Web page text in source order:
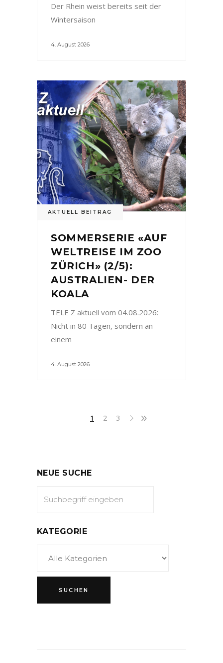
Der Rhein weist bereits seit der
Wintersaison
4. August 2026
AKTUELL BEITRAG
SOMMERSERIE «AUF
WELTREISE IM ZOO
ZÜRICH» (2/5):
AUSTRALIEN- DER
KOALA
TELE Z aktuell vom 04.08.2026:
Nicht in 80 Tagen, sondern an
einem
4. August 2026
1 2 3
NEUE SUCHE
KATEGORIE